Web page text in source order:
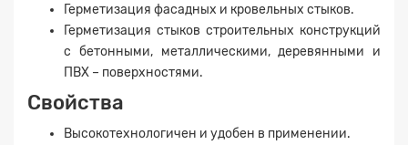
Герметизация фасадных и кровельных стыков.
Герметизация стыков строительных конструкций
с бетонными, металлическими, деревянными и
ПВХ – поверхностями.
Свойства
Высокотехнологичен и удобен в применении.